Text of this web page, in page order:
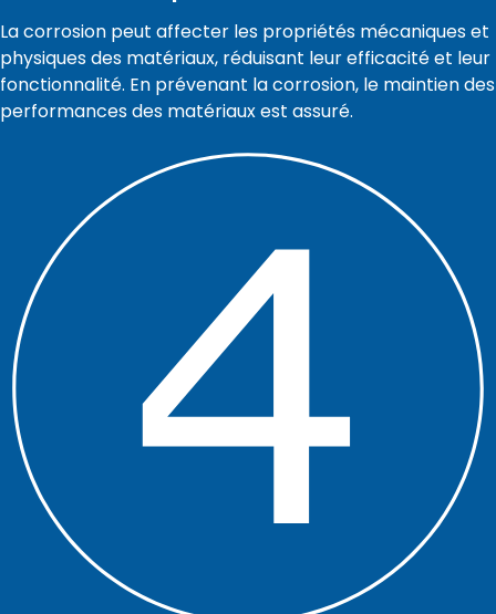
La corrosion peut affecter les propriétés mécaniques et
physiques des matériaux, réduisant leur efficacité et leur
fonctionnalité. En prévenant la corrosion, le maintien des
performances des matériaux est assuré.